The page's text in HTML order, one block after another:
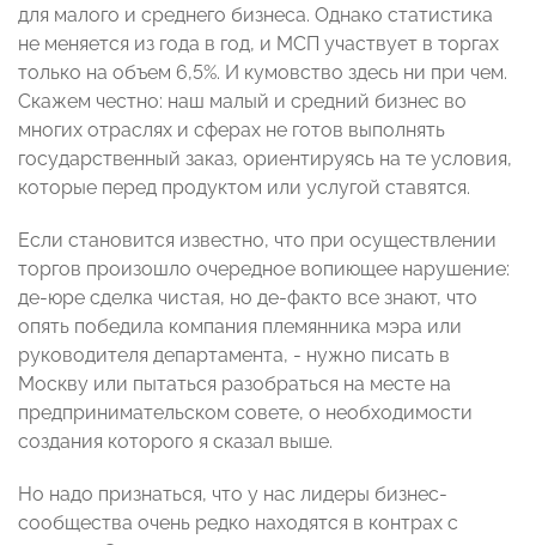
для малого и среднего бизнеса. Однако статистика
не меняется из года в год, и МСП участвует в торгах
только на объем 6,5%. И кумовство здесь ни при чем.
Скажем честно: наш малый и средний бизнес во
многих отраслях и сферах не готов выполнять
государственный заказ, ориентируясь на те условия,
которые перед продуктом или услугой ставятся.
Если становится известно, что при осуществлении
торгов произошло очередное вопиющее нарушение:
де-юре сделка чистая, но де-факто все знают, что
опять победила компания племянника мэра или
руководителя департамента, - нужно писать в
Москву или пытаться разобраться на месте на
предпринимательском совете, о необходимости
создания которого я сказал выше.
Но надо признаться, что у нас лидеры бизнес-
сообщества очень редко находятся в контрах с